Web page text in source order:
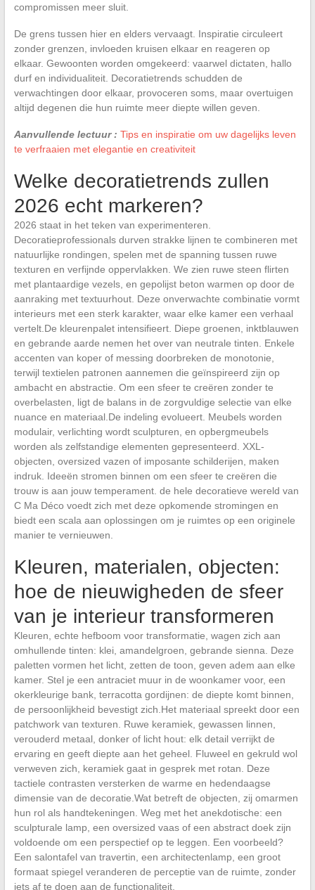
compromissen meer sluit.
De grens tussen hier en elders vervaagt. Inspiratie circuleert
zonder grenzen, invloeden kruisen elkaar en reageren op
elkaar. Gewoonten worden omgekeerd: vaarwel dictaten, hallo
durf en individualiteit. Decoratietrends schudden de
verwachtingen door elkaar, provoceren soms, maar overtuigen
altijd degenen die hun ruimte meer diepte willen geven.
Aanvullende lectuur : Tips en inspiratie om uw dagelijks leven
te verfraaien met elegantie en creativiteit
Welke decoratietrends zullen
2026 echt markeren?
2026 staat in het teken van experimenteren.
Decoratieprofessionals durven strakke lijnen te combineren met
natuurlijke rondingen, spelen met de spanning tussen ruwe
texturen en verfijnde oppervlakken. We zien ruwe steen flirten
met plantaardige vezels, en gepolijst beton warmen op door de
aanraking met textuurhout. Deze onverwachte combinatie vormt
interieurs met een sterk karakter, waar elke kamer een verhaal
vertelt.De kleurenpalet intensifieert. Diepe groenen, inktblauwen
en gebrande aarde nemen het over van neutrale tinten. Enkele
accenten van koper of messing doorbreken de monotonie,
terwijl textielen patronen aannemen die geïnspireerd zijn op
ambacht en abstractie. Om een sfeer te creëren zonder te
overbelasten, ligt de balans in de zorgvuldige selectie van elke
nuance en materiaal.De indeling evolueert. Meubels worden
modulair, verlichting wordt sculpturen, en opbergmeubels
worden als zelfstandige elementen gepresenteerd. XXL-
objecten, oversized vazen of imposante schilderijen, maken
indruk. Ideeën stromen binnen om een sfeer te creëren die
trouw is aan jouw temperament. de hele decoratieve wereld van
C Ma Déco voedt zich met deze opkomende stromingen en
biedt een scala aan oplossingen om je ruimtes op een originele
manier te vernieuwen.
Kleuren, materialen, objecten:
hoe de nieuwigheden de sfeer
van je interieur transformeren
Kleuren, echte hefboom voor transformatie, wagen zich aan
omhullende tinten: klei, amandelgroen, gebrande sienna. Deze
paletten vormen het licht, zetten de toon, geven adem aan elke
kamer. Stel je een antraciet muur in de woonkamer voor, een
okerkleurige bank, terracotta gordijnen: de diepte komt binnen,
de persoonlijkheid bevestigt zich.Het materiaal spreekt door een
patchwork van texturen. Ruwe keramiek, gewassen linnen,
verouderd metaal, donker of licht hout: elk detail verrijkt de
ervaring en geeft diepte aan het geheel. Fluweel en gekruld wol
verweven zich, keramiek gaat in gesprek met rotan. Deze
tactiele contrasten versterken de warme en hedendaagse
dimensie van de decoratie.Wat betreft de objecten, zij omarmen
hun rol als handtekeningen. Weg met het anekdotische: een
sculpturale lamp, een oversized vaas of een abstract doek zijn
voldoende om een perspectief op te leggen. Een voorbeeld?
Een salontafel van travertin, een architectenlamp, een groot
formaat spiegel veranderen de perceptie van de ruimte, zonder
iets af te doen aan de functionaliteit.